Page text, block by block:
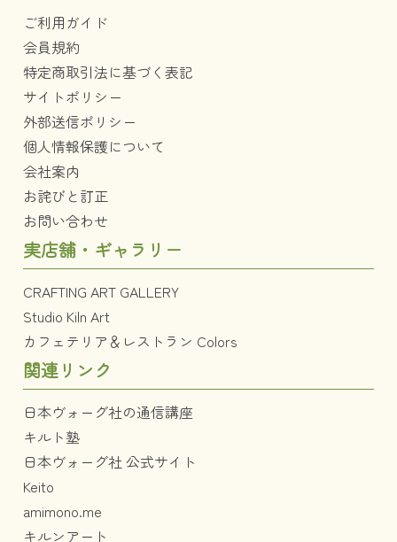
ご利用ガイド
会員規約
特定商取引法に基づく表記
サイトポリシー
外部送信ポリシー
個人情報保護について
会社案内
お詫びと訂正
お問い合わせ
実店舗・ギャラリー
CRAFTING ART GALLERY
Studio Kiln Art
カフェテリア＆レストラン Colors
関連リンク
日本ヴォーグ社の通信講座
キルト塾
日本ヴォーグ社 公式サイト
Keito
amimono.me
キルンアート